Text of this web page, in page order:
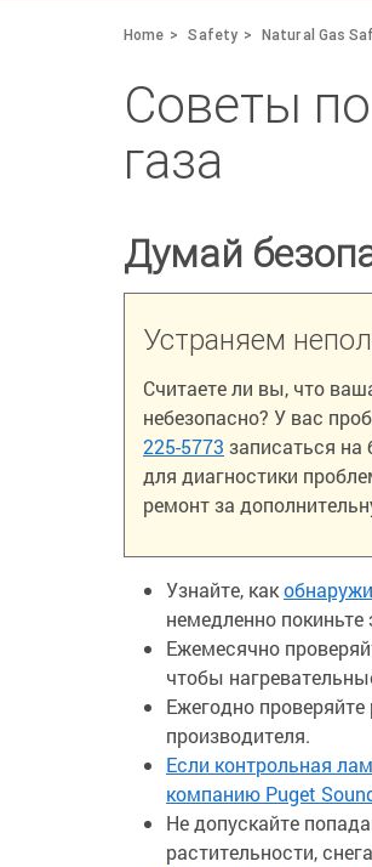
Home Safety Natural Gas
Советы
газа
Думай
Устраняем
Считаете ли вы, что
небезопасно? У вас
225-5773 записаться на
для диагностики
ремонт за
Узнайте, как
немедленно
Ежемесячно
чтобы
Ежегодно
производителя.
Если контрольная
компанию Puget
Не допускайте
растительности,